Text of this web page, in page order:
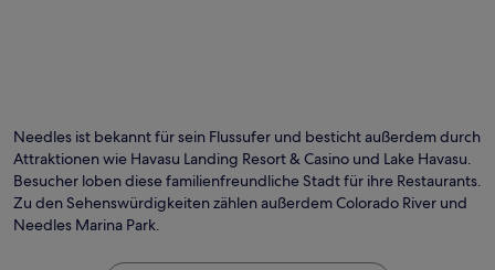
Needles ist bekannt für sein Flussufer und besticht außerdem durch
Attraktionen wie Havasu Landing Resort & Casino und Lake Havasu.
Besucher loben diese familienfreundliche Stadt für ihre Restaurants.
Zu den Sehenswürdigkeiten zählen außerdem Colorado River und
Needles Marina Park.